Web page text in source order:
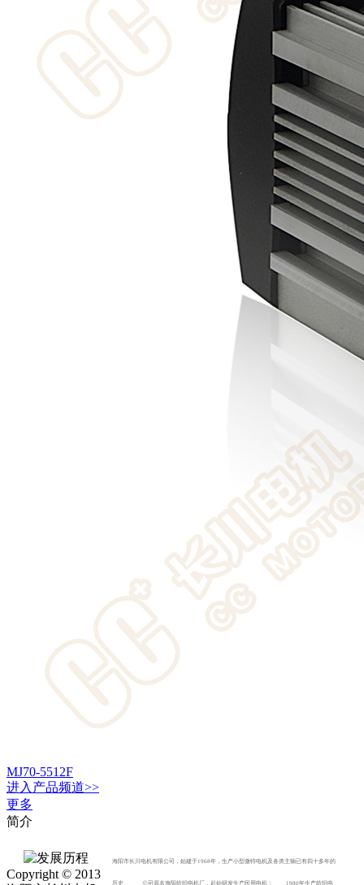
MJ70-5512F
进入 产品频道>>
更多
简介
海阳市长川电机有限公司，始建于1968年，生产小型微特电机及各类主轴已有四十多年的
历史。 公司原名海阳纺织电机厂，起始研发生产民用电机； 1980年生产纺织电
Copyright © 2013